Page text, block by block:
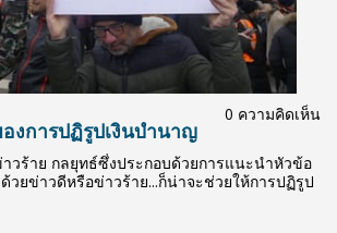
0 ความคิดเห็น
งการปฏิรูปเงินบำนาญ
าวร้าย กลยุทธ์ซึ่งประกอบด้วยการแนะนำหัวข้อ
ด้วยข่าวดีหรือข่าวร้าย...ก็น่าจะช่วยให้การปฏิรูป